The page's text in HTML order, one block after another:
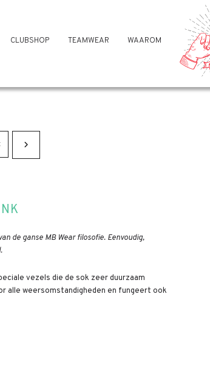
CLUBSHOP TEAMWEAR WAAROM
de ganse MB Wear filosofie. Eenvoudig,
vezels die de sok zeer duurzaam
alle weersomstandigheden en fungeert ook